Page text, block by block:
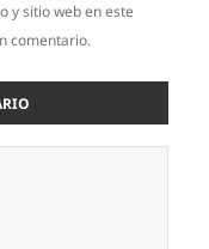
y sitio web en este
comentario.